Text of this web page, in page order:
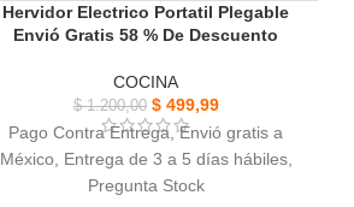
Hervidor Electrico Portatil Plegable
Envió Gratis 58 % De Descuento
COCINA
$1.200,00 $499,99
Pago Contra Entrega, Envió gratis a
México, Entrega de 3 a 5 días hábiles,
Pregunta Stock